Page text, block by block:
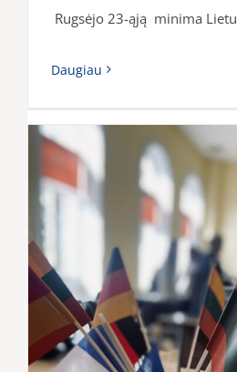
Rugsėjo 23-ąją minima
Daugiau